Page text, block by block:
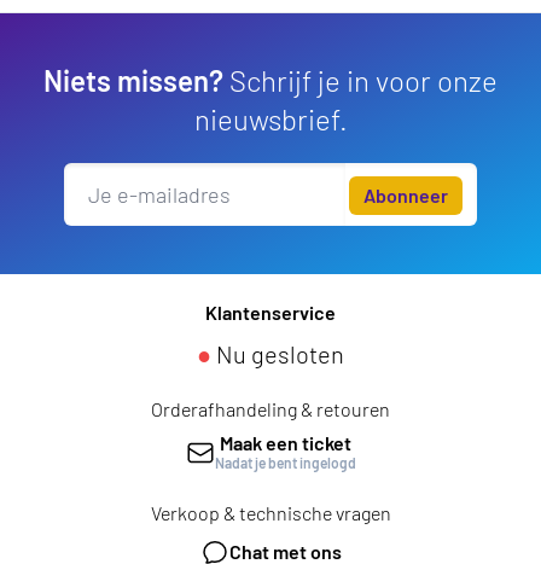
Niets missen? Schrijf je in voor onze
nieuwsbrief.
Abonneer
Klantenservice
● Nu gesloten
Orderafhandeling & retouren
Maak een ticket
Nadat je bent ingelogd
Verkoop & technische vragen
Chat met ons